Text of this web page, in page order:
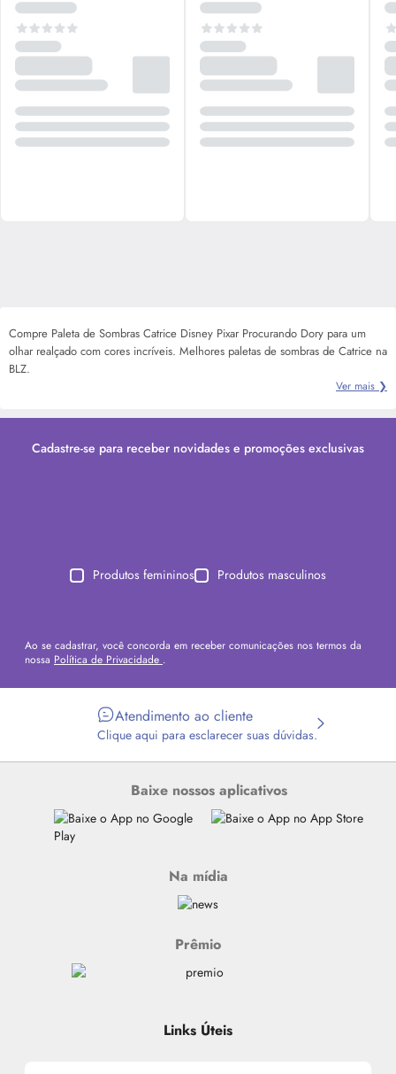
Compre Paleta de Sombras Catrice Disney Pixar Procurando Dory para um
olhar realçado com cores incríveis. Melhores paletas de sombras de Catrice na
BLZ.
Ver mais ❯
Cadastre-se para receber novidades e promoções exclusivas
Produtos femininos Produtos masculinos
Ao se cadastrar, você concorda em receber comunicações nos termos da
nossa Política de Privacidade .
Atendimento ao cliente
Clique aqui para esclarecer suas dúvidas.
Baixe nossos aplicativos
Na mídia
Prêmio
Links Úteis